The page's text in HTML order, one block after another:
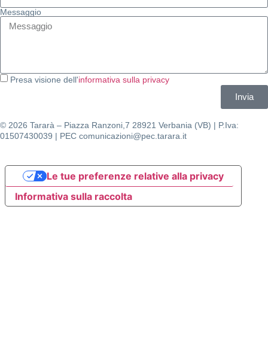
Messaggio
Presa visione dell'informativa sulla privacy
Invia
© 2026 Tararà – Piazza Ranzoni,7 28921 Verbania (VB) | P.Iva:
01507430039 | PEC comunicazioni@pec.tarara.it
Informativa sulla raccolta
Le tue preferenze relative alla privacy